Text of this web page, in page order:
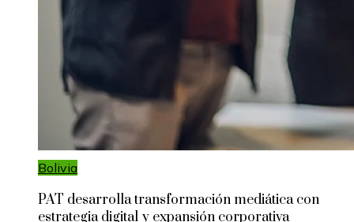
Bolivia
PAT desarrolla transformación mediática con
estrategia digital y expansión corporativa